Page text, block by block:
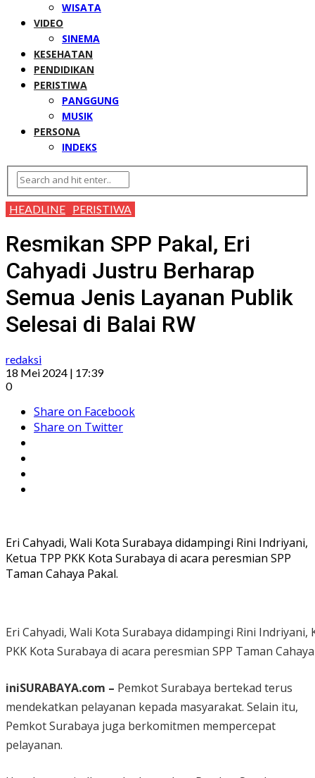
WISATA
VIDEO
SINEMA
KESEHATAN
PENDIDIKAN
PERISTIWA
PANGGUNG
MUSIK
PERSONA
INDEKS
HEADLINE PERISTIWA
Resmikan SPP Pakal, Eri
Cahyadi Justru Berharap
Semua Jenis Layanan Publik
Selesai di Balai RW
redaksi
18 Mei 2024 | 17:39
0
Share on Facebook
Share on Twitter
Eri Cahyadi, Wali Kota Surabaya didampingi Rini Indriyani,
Ketua TPP PKK Kota Surabaya di acara peresmian SPP
Taman Cahaya Pakal.
Eri Cahyadi, Wali Kota Surabaya didampingi Rini Indriyani,
PKK Kota Surabaya di acara peresmian SPP Taman
iniSURABAYA.com – Pemkot Surabaya bertekad terus
mendekatkan pelayanan kepada masyarakat. Selain itu,
Pemkot Surabaya juga berkomitmen mempercepat
pelayanan.